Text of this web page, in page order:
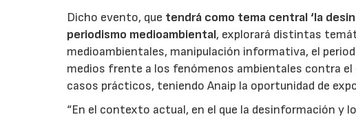
Dicho evento, que tendrá como tema central ‘la
periodismo medioambiental, explorará distintas
medioambientales, manipulación informativa, el
medios frente a los fenómenos ambientales contra
casos prácticos, teniendo Anaip la oportunidad de
“En el contexto actual, en el que la desinformación y